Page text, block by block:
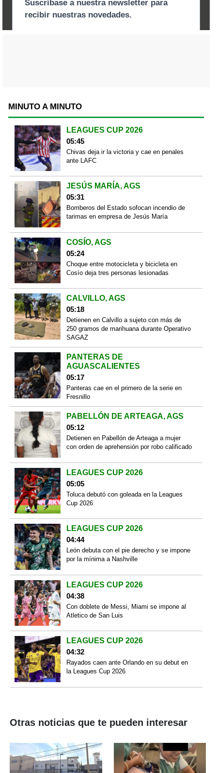
MINUTO A MINUTO
LEAGUES CUP 2026
05:45
Chivas deja ir la victoria y cae en penales
ante LAFC
JESÚS MARÍA, AGS
05:31
Bomberos del Estado sofocan incendio de
tarimas en empresa de Jesús María
COSÍO, AGS
05:24
Choque entre motocicleta y bicicleta en
Cosío deja tres personas lesionadas
CALVILLO, AGS
05:18
Detienen en Calvillo a sujeto con más de
250 gramos de marihuana durante Operativo
SAGAZ
PANTERAS DE
AGUASCALIENTES
05:17
Panteras cae en el primero de la serie en
Fresnillo
PABELLÓN DE ARTEAGA, AGS
05:12
Detienen en Pabellón de Arteaga a mujer
con orden de aprehensión por robo calificado
LEAGUES CUP 2026
05:05
Toluca debutó con goleada en la Leagues
Cup 2026
LEAGUES CUP 2026
04:44
León debuta con el pie derecho y se impone
por la mínima a Nashville
LEAGUES CUP 2026
04:38
Con doblete de Messi, Miami se impone al
Atletico de San Luis
LEAGUES CUP 2026
04:32
Rayados caen ante Orlando en su debut en
la Leagues Cup 2026
Otras noticias que te pueden interesar